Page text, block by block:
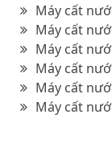
Máy cất
Máy cất
Máy cất
Máy cất
Máy cất
Máy cất